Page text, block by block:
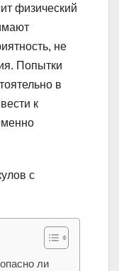
физический
не
Попытки
в
к
ли